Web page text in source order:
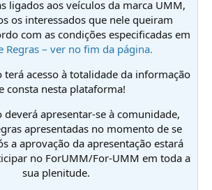
ligados aos veículos da marca UMM,
os interessados que nele queiram
com as condições especificadas em
Regras – ver no fim da página.
terá acesso à totalidade da informação
consta nesta plataforma!
deverá apresentar-se à comunidade,
apresentadas no momento de se
a aprovação da apresentação estará
no ForUMM/For-UMM em toda a
sua plenitude.